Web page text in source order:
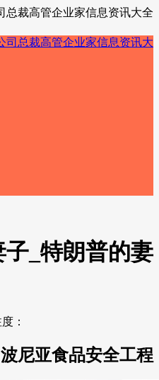
裁高管企业家信息资讯大全
_特朗普的妻
：
尼亚食品安全工程